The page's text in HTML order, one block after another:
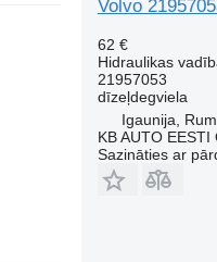
Volvo
62 €
Hidraulikas
21957053
dīzeļdegviela
Igaunija,
KB AUTO EESTI
Sazināties ar